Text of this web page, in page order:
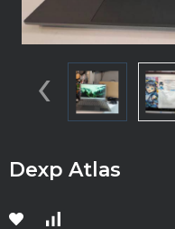
‹
Dexp Atlas